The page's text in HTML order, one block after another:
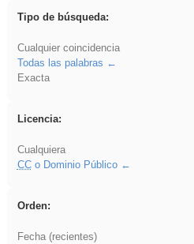
Tipo de búsqueda:
Cualquier coincidencia
Todas las palabras
Exacta
Licencia:
Cualquiera
CCo Dominio Público
Orden:
Fecha (recientes)